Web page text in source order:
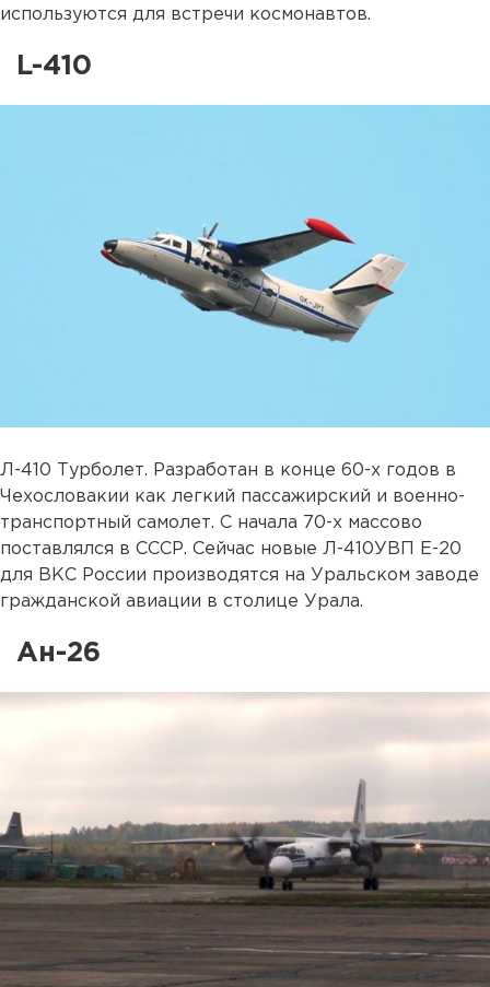
используются для встречи космонавтов.
L-410
Л-410 Турболет. Разработан в конце 60-х годов в
Чехословакии как легкий пассажирский и военно-
транспортный самолет. С начала 70-х массово
поставлялся в СССР. Сейчас новые Л-410УВП Е-20
для ВКС России производятся на Уральском заводе
гражданской авиации в столице Урала.
Ан-26